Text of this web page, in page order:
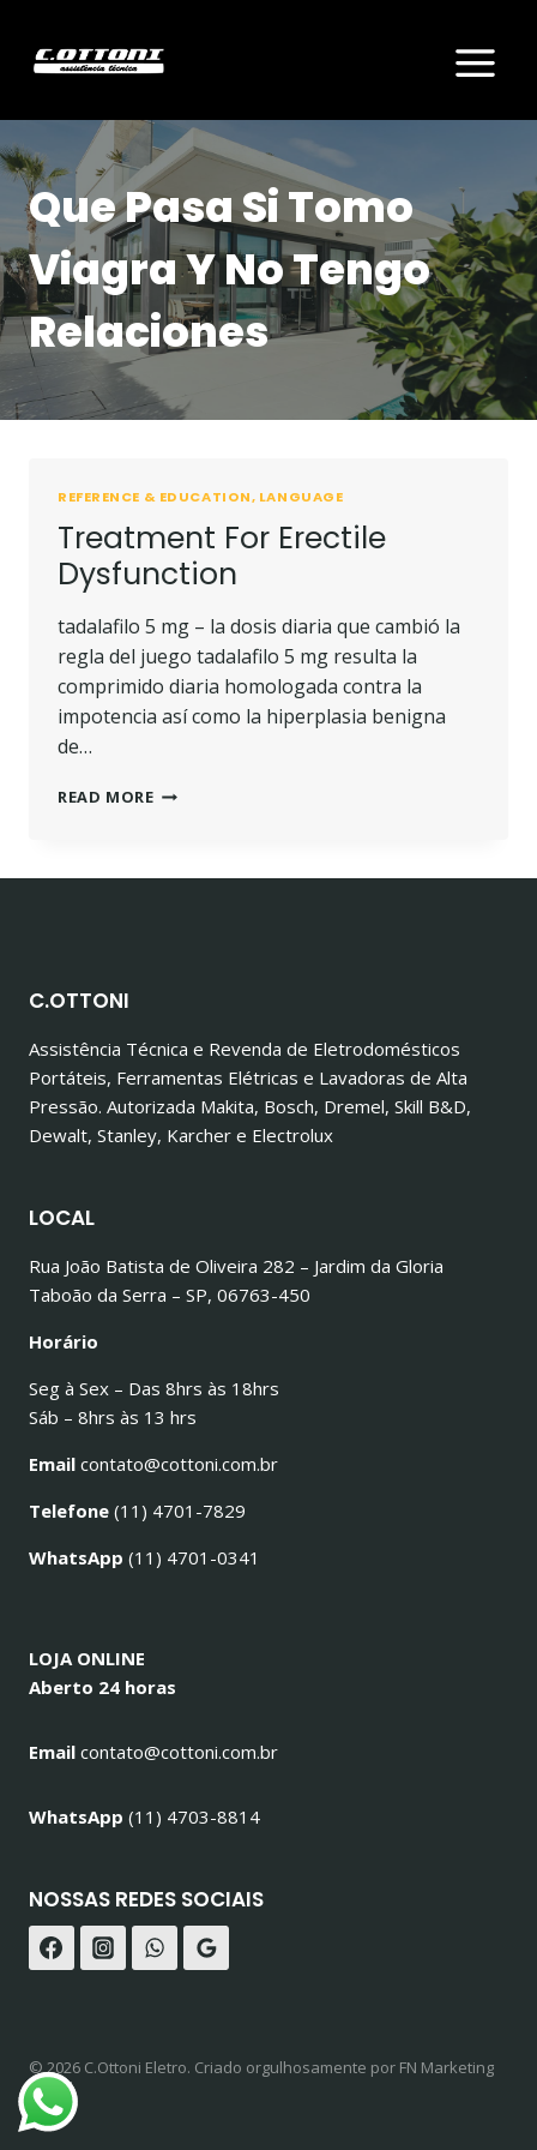
content
Que Pasa Si Tomo
Viagra Y No Tengo
Relaciones
REFERENCE & EDUCATION, LANGUAGE
Treatment For Erectile
Dysfunction
tadalafilo 5 mg – la dosis diaria que cambió la
regla del juego tadalafilo 5 mg resulta la
comprimido diaria homologada contra la
impotencia así como la hiperplasia benigna
de…
READ MORETREATMENT
C.OTTONI
Assistência Técnica e Revenda de Eletrodomésticos
Portáteis, Ferramentas Elétricas e Lavadoras de Alta
Pressão. Autorizada Makita, Bosch, Dremel, Skill B&D,
Dewalt, Stanley, Karcher e Electrolux
LOCAL
Rua João Batista de Oliveira 282 – Jardim da Gloria
Taboão da Serra – SP, 06763-450
Horário
Seg à Sex – Das 8hrs às 18hrs
Sáb – 8hrs às 13 hrs
Email contato@cottoni.com.br
Telefone (11) 4701-7829
WhatsApp (11) 4701-0341
LOJA ONLINE
Aberto 24 horas
Email contato@cottoni.com.br
WhatsApp (11) 4703-8814
NOSSAS REDES SOCIAIS
© 2026 C.Ottoni Eletro. Criado orgulhosamente por FN Marketing
Digital